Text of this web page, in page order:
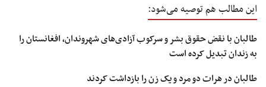
این مطالب هم توصیه می‌شود:
طالبان با نقض حقوق بشر و سرکوب آزادی‌های شهروندان، افغانستان را
به زندان تبدیل کرده است
طالبان در هرات دو مرد و یک زن را بازداشت کردند